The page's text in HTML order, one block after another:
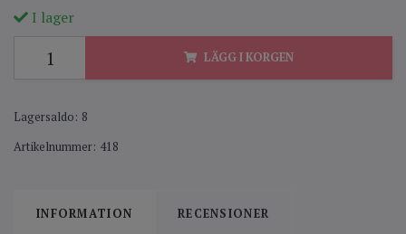
I lager
LÄGG I KORGEN
Lagersaldo: 8
Artikelnummer: 418
INFORMATION RECENSIONER